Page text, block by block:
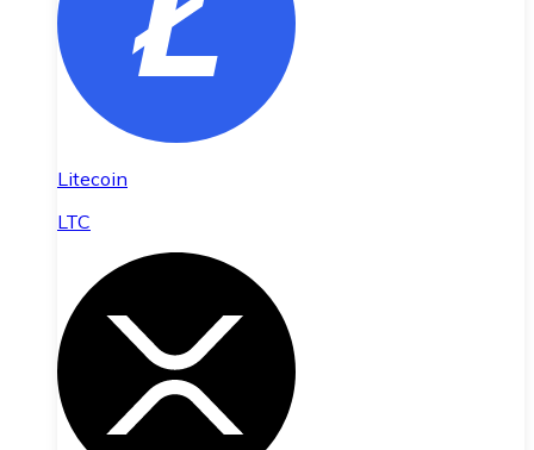
Litecoin
LTC